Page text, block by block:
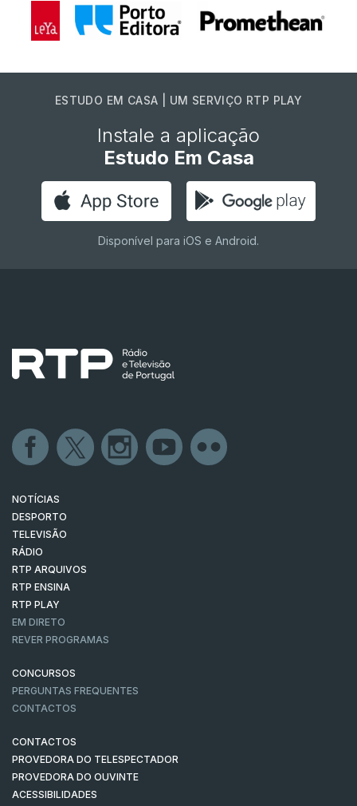
ESTUDO EM CASA | UM SERVIÇO RTP PLAY
Instale a aplicação
Estudo Em Casa
Disponível para iOS e Android.
NOTÍCIAS
DESPORTO
TELEVISÃO
RÁDIO
RTP ARQUIVOS
RTP ENSINA
RTP PLAY
EM DIRETO
REVER PROGRAMAS
CONCURSOS
PERGUNTAS FREQUENTES
CONTACTOS
CONTACTOS
PROVEDORA DO TELESPECTADOR
PROVEDORA DO OUVINTE
ACESSIBILIDADES